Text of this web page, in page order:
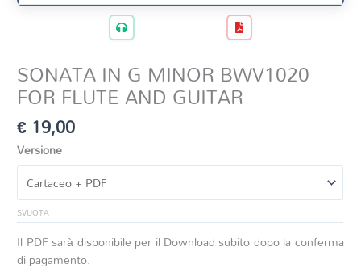
SONATA IN G MINOR BWV1020
FOR FLUTE AND GUITAR
€ 19,00
Versione
SVUOTA
Il PDF sarà disponibile per il Download subito dopo la conferma
di pagamento.